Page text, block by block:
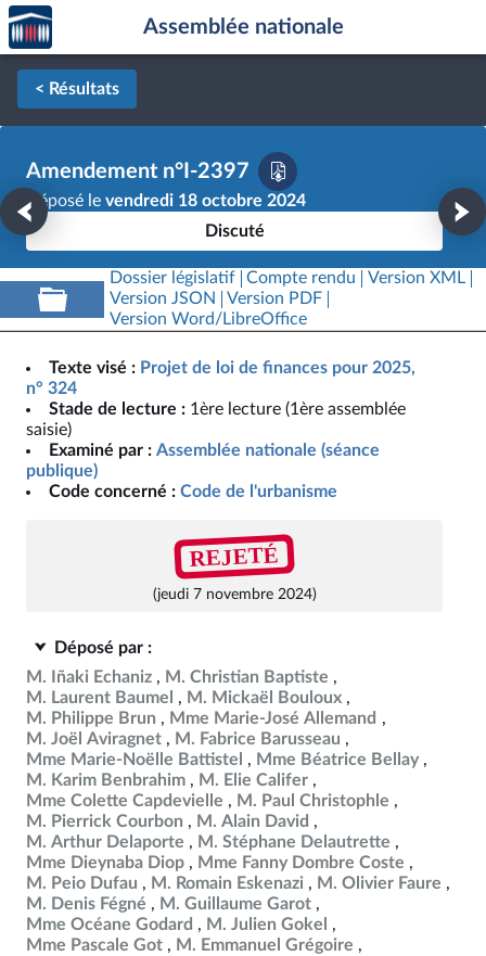
Aller au contenu
Aller en bas de la page
Accèder
à la
page
d'accueil
Assemblée nationale
< Résultats
Amendement n°I-2397
Déposé le vendredi 18 octobre 2024
Discuté
Dossier législatif Compte rendu
Version XML
Version JSON
Version PDF
Version Word/LibreOffice
Texte visé : Projet de loi de finances pour 2025,
n° 324
Stade de lecture : 1ère lecture (1ère assemblée
saisie)
Examiné par : Assemblée nationale (séance
publique)
Code concerné : Code de l'urbanisme
REJETÉ
(jeudi 7 novembre 2024)
Déposé par :
M. Iñaki Echaniz
M. Christian Baptiste
M. Laurent Baumel
M. Mickaël Bouloux
M. Philippe Brun
Mme Marie-José Allemand
M. Joël Aviragnet
M. Fabrice Barusseau
Mme Marie-Noëlle Battistel
Mme Béatrice Bellay
M. Karim Benbrahim
M. Elie Califer
Mme Colette Capdevielle
M. Paul Christophle
M. Pierrick Courbon
M. Alain David
M. Arthur Delaporte
M. Stéphane Delautrette
Mme Dieynaba Diop
Mme Fanny Dombre Coste
M. Peio Dufau
M. Romain Eskenazi
M. Olivier Faure
M. Denis Fégné
M. Guillaume Garot
Mme Océane Godard
M. Julien Gokel
Mme Pascale Got
M. Emmanuel Grégoire